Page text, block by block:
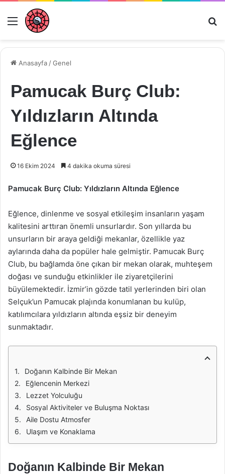
Menü
Anasayfa /Genel
Pamucak Burç Club:
Yıldızların Altında
Eğlence
16 Ekim 2024 4 dakika okuma süresi
Pamucak Burç Club: Yıldızların Altında Eğlence
Eğlence, dinlenme ve sosyal etkileşim insanların yaşam
kalitesini arttıran önemli unsurlardır. Son yıllarda bu
unsurların bir araya geldiği mekanlar, özellikle yaz
aylarında daha da popüler hale gelmiştir. Pamucak Burç
Club, bu bağlamda öne çıkan bir mekan olarak, muhteşem
doğası ve sunduğu etkinlikler ile ziyaretçilerini
büyülemektedir. İzmir’in gözde tatil yerlerinden biri olan
Selçuk’un Pamucak plajında konumlanan bu kulüp,
katılımcılara yıldızların altında eşsiz bir deneyim
sunmaktadır.
Doğanın Kalbinde Bir Mekan
Eğlencenin Merkezi
Lezzet Yolculuğu
Sosyal Aktiviteler ve Buluşma Noktası
Aile Dostu Atmosfer
Ulaşım ve Konaklama
Doğanın Kalbinde Bir Mekan